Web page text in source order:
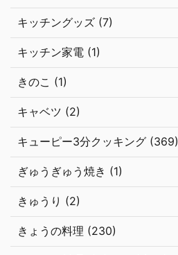
キッチングッズ (7)
キッチン家電 (1)
きのこ (1)
キャベツ (2)
キューピー3分クッキング (369)
ぎゅうぎゅう焼き (1)
きゅうり (2)
きょうの料理 (230)